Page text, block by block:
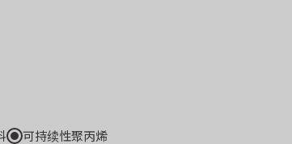
可持续性聚丙烯